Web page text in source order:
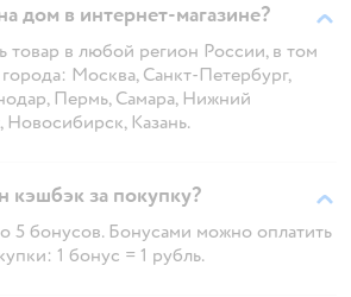
дом в интернет-магазине?
товар в любой регион России, в том
Москва, Санкт-Петербург,
Пермь, Самара, Нижний
Казань.
кэшбэк за покупку?
5 бонусов. Бонусами можно оплатить
1 бонус = 1 рубль.